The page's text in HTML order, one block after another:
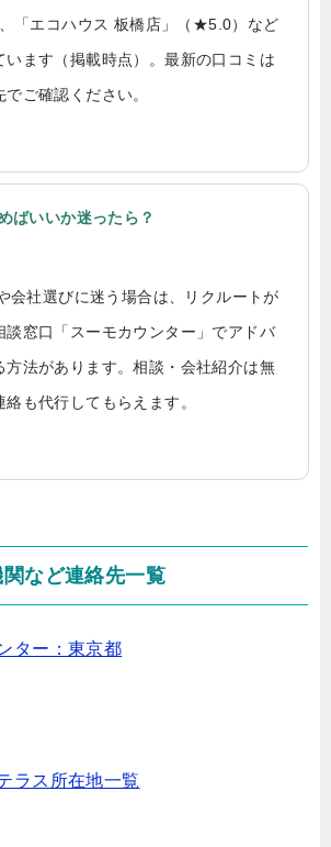
「エコハウス 板橋店」（★5.0）など
います（掲載時点）。最新の口コミは
ご確認ください。
ばいいか迷ったら？
会社選びに迷う場合は、リクルートが
談窓口「スーモカウンター」でアドバ
方法があります。相談・会社紹介は無
も代行してもらえます。
など連絡先一覧
ター：東京都
ラス所在地一覧